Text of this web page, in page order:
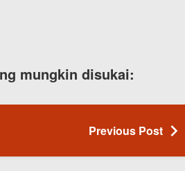
mungkin disukai:
Previous Post